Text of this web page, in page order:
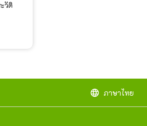
วัติ
language ภาษาไทย